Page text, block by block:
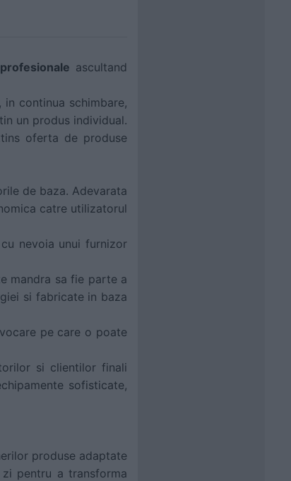
ascultand
continua schimbare,
un produs individual.
oferta de produse
de baza. Adevarata
catre utilizatorul
nevoia unui furnizor
mandra sa fie parte a
si fabricate in baza
pe care o poate
si clientilor finali
sofisticate,
produse adaptate
pentru a transforma